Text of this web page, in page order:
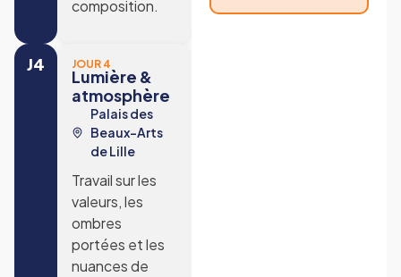
composition.
J4 JOUR 4
Lumière &
atmosphère
Palais des
Beaux-Arts
de Lille
Travail sur les
valeurs, les
ombres
portées et les
nuances de